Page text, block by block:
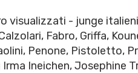
visualizzati - junge
Fabro, Griffa,
Penone, Pistoletto,
Ineichen, Josephine